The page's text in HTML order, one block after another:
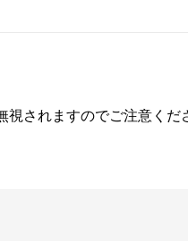
されますのでご注意くだ